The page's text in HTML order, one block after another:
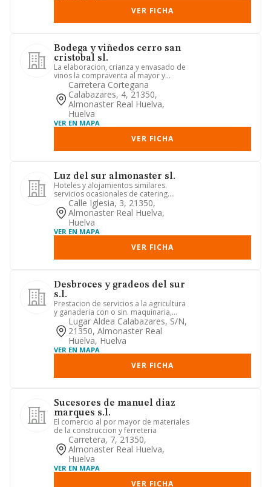
VER FICHA
Bodega y viñedos cerro san
cristobal sl.
La elaboracion, crianza y envasado de
vinos la compraventa al mayor y
menor y la distribucion de vi...
Carretera Cortegana
Calabazares, 4, 21350,
Almonaster Real Huelva,
Huelva
VER EN MAPA
VER FICHA
Luz del sur almonaster sl.
Hoteles y alojamientos similares.
servicios ocasionales de catering.
puestos de comidas. otros serv...
Calle Iglesia, 3, 21350,
Almonaster Real Huelva,
Huelva
VER EN MAPA
VER FICHA
Desbroces y gradeos del sur
s.l.
Prestacion de servicios a la agricultura
y ganaderia con o sin. maquinaria,
tales como servicios de...
Lugar Aldea Calabazares, S/n,
21350, Almonaster Real
Huelva, Huelva
VER EN MAPA
VER FICHA
Sucesores de manuel diaz
marques s.l.
El comercio al por mayor de materiales
de la construccion y ferreteria
Carretera, 7, 21350,
Almonaster Real Huelva,
Huelva
VER EN MAPA
VER FICHA